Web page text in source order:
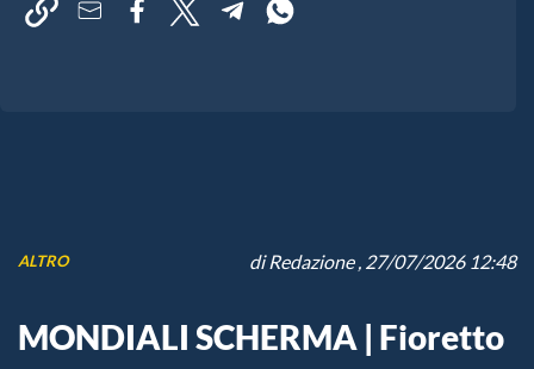
ALTRO diRedazione, 27/07/2026 12:48
MONDIALI SCHERMA | Fioretto